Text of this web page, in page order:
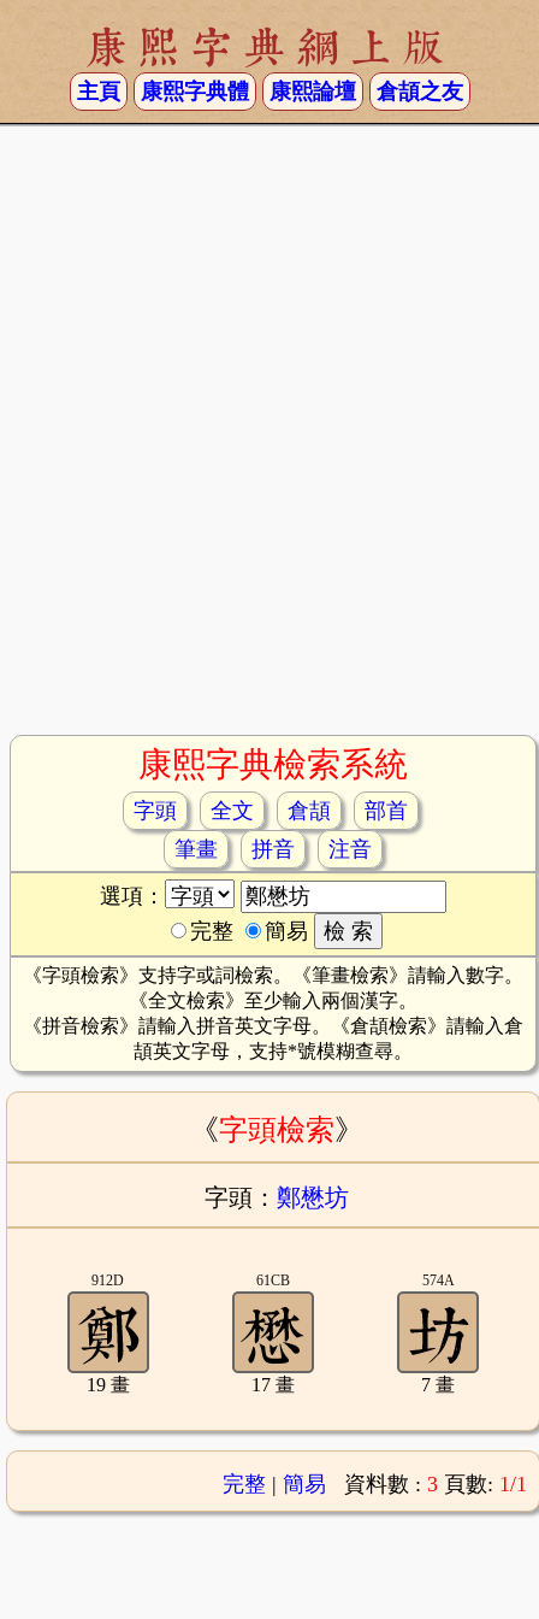
康熙字典網上版
主頁 康熙字典體 康熙論壇 倉頡之友
康熙字典檢索系統
字頭 全文 倉頡
部首
筆畫
拼音
注音
選項：
完整
簡易
《字頭檢索》支持字或詞檢索。《筆畫檢索》請輸入數字。
《全文檢索》至少輸入兩個漢字。
《拼音檢索》請輸入拼音英文字母。《倉頡檢索》請輸入倉
頡英文字母，支持*號模糊查尋。
《字頭檢索》
字頭： 鄭懋坊
912D
19 畫
61CB
17 畫
574A
7 畫
完整| 簡易 資料數 : 3 頁數: 1/1